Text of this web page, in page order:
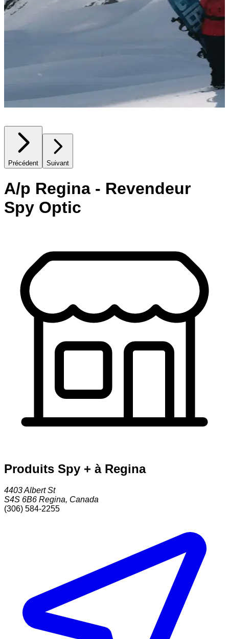
Précédent Suivant
A/p Regina - Revendeur
Spy Optic
Produits Spy + à Regina
4403 Albert St
S4S 6B6 Regina, Canada
(306) 584-2255